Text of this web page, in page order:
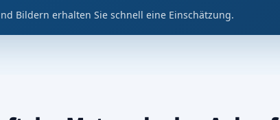
Bildern erhalten Sie schnell eine Einschätzung.